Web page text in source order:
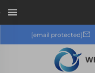
[email protected]